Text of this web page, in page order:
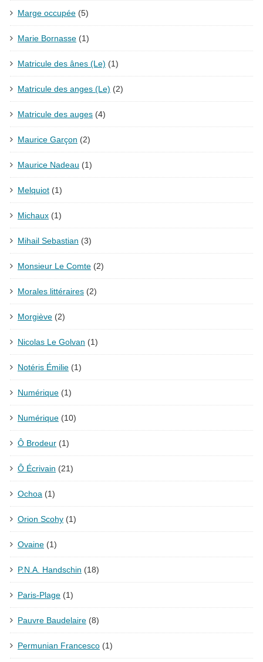
Marge occupée (5)
Marie Bornasse (1)
Matricule des ânes (Le) (1)
Matricule des anges (Le) (2)
Matricule des auges (4)
Maurice Garçon (2)
Maurice Nadeau (1)
Melquiot (1)
Michaux (1)
Mihail Sebastian (3)
Monsieur Le Comte (2)
Morales littéraires (2)
Morgiève (2)
Nicolas Le Golvan (1)
Notéris Émilie (1)
Numérique (1)
Numérique (10)
Ô Brodeur (1)
Ô Écrivain (21)
Ochoa (1)
Orion Scohy (1)
Ovaine (1)
P.N.A. Handschin (18)
Paris-Plage (1)
Pauvre Baudelaire (8)
Permunian Francesco (1)